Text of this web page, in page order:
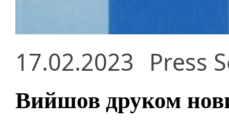
17.02.2023 Press
Вийшов друком